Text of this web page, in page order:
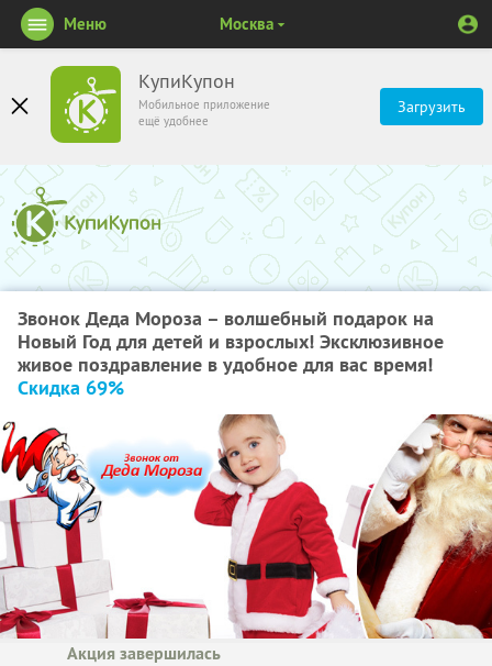
КупиКупон
Мобильное приложение
ещё удобнее
Загрузить
Меню Москва
Звонок Деда Мороза – волшебный подарок на
Новый Год для детей и взрослых! Эксклюзивное
живое поздравление в удобное для вас время!
Скидка 69%
Акция завершилась